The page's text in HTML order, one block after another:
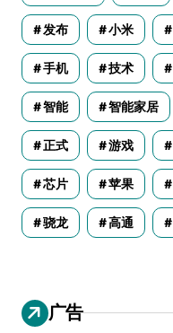
发布 小米
手机 技术
智能 智能家居
正式 游戏
芯片 苹果
骁龙 高通
广告